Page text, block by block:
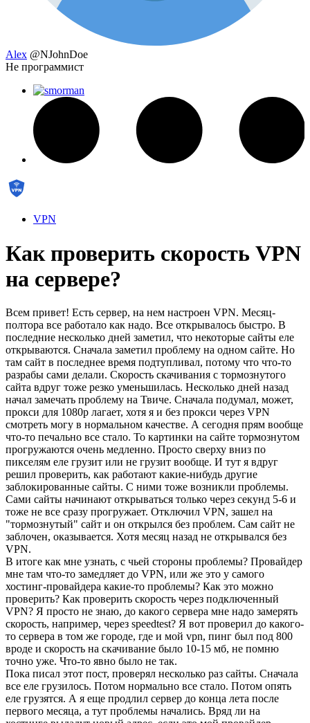
Alex @NJohnDoe
Не программист
VPN
Как проверить скорость VPN
на сервере?
Всем привет! Есть сервер, на нем настроен VPN. Месяц-
полтора все работало как надо. Все открывалось быстро. В
последние несколько дней заметил, что некоторые сайты еле
открываются. Сначала заметил проблему на одном сайте. Но
там сайт в последнее время подтупливал, потому что что-то
разрабы сами делали. Скорость скачивания с тормознутого
сайта вдруг тоже резко уменьшилась. Несколько дней назад
начал замечать проблему на Твиче. Сначала подумал, может,
прокси для 1080p лагает, хотя я и без прокси через VPN
смотреть могу в нормальном качестве. А сегодня прям вообще
что-то печально все стало. То картинки на сайте тормознутом
прогружаются очень медленно. Просто сверху вниз по
пикселям еле грузит или не грузит вообще. И тут я вдруг
решил проверить, как работают какие-нибудь другие
заблокированные сайты. С ними тоже возникли проблемы.
Сами сайты начинают открываться только через секунд 5-6 и
тоже не все сразу прогружает. Отключил VPN, зашел на
"тормознутый" сайт и он открылся без проблем. Сам сайт не
заблочен, оказывается. Хотя месяц назад не открывался без
VPN.
В итоге как мне узнать, с чьей стороны проблемы? Провайдер
мне там что-то замедляет до VPN, или же это у самого
хостинг-провайдера какие-то проблемы? Как это можно
проверить? Как проверить скорость через подключенный
VPN? Я просто не знаю, до какого сервера мне надо замерять
скорость, например, через speedtest? Я вот проверил до какого-
то сервера в том же городе, где и мой vpn, пинг был под 800
вроде и скорость на скачивание было 10-15 мб, не помню
точно уже. Что-то явно было не так.
Пока писал этот пост, проверял несколько раз сайты. Сначала
все еле грузилось. Потом нормально все стало. Потом опять
еле грузятся. А я еще продлил сервер до конца лета после
первого месяца, а тут проблемы начались. Вряд ли на